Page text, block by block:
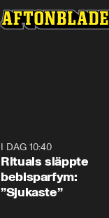
I DAG 10:40
Rituals släppte
bebisparfym:
”Sjukaste”